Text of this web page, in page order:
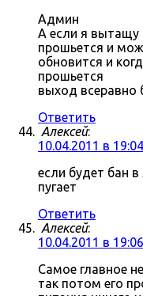
Админ
А если я вытащу
прошьется и
обновится и
прошьется
выход всеравно
Ответить
Алексей:
10.04.2011 в 19:04
если будет бан
пугает
Ответить
Алексей:
10.04.2011 в 19:06
Самое главное
так потом его